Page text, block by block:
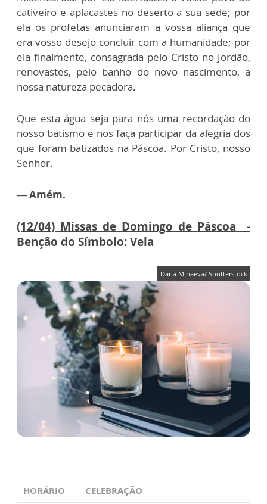
cativeiro e aplacastes no deserto a sua sede; por
ela os profetas anunciaram a vossa aliança que
era vosso desejo concluir com a humanidade; por
ela finalmente, consagrada pelo Cristo no Jordão,
renovastes, pelo banho do novo nascimento, a
nossa natureza pecadora.
Que esta água seja para nós uma recordação do
nosso batismo e nos faça participar da alegria dos
que foram batizados na Páscoa. Por Cristo, nosso
Senhor.
— Amém.
(12/04) Missas de Domingo de Páscoa -
Benção do Símbolo: Vela
Daria Minaeva/ Shutterstock
HORÁRIO CELEBRAÇÃO